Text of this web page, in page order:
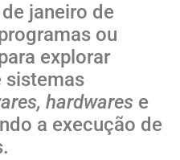
janeiro de
ou
explorar
sistemas
hardwarese
a execução de